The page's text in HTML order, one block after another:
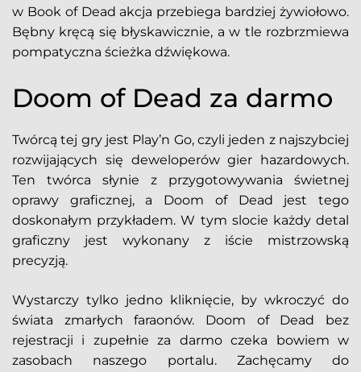
w Book of Dead akcja przebiega bardziej żywiołowo.
Bębny kręcą się błyskawicznie, a w tle rozbrzmiewa
pompatyczna ścieżka dźwiękowa.
Doom of Dead za darmo
Twórcą tej gry jest Play’n Go, czyli jeden z najszybciej
rozwijających się deweloperów gier hazardowych.
Ten twórca słynie z przygotowywania świetnej
oprawy graficznej, a Doom of Dead jest tego
doskonałym przykładem. W tym slocie każdy detal
graficzny jest wykonany z iście mistrzowską
precyzją.
Wystarczy tylko jedno kliknięcie, by wkroczyć do
świata zmarłych faraonów. Doom of Dead bez
rejestracji i zupełnie za darmo czeka bowiem w
zasobach naszego portalu. Zachęcamy do